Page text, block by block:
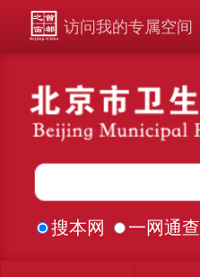
访问我的专属空间
搜本网 一网通查